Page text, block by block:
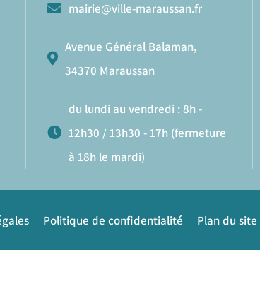
mairie@ville-maraussan.fr
Avenue Général Balaman,
34370 Maraussan
du lundi au vendredi : 8h -
12h30 / 13h30 - 17h (fermeture
à 18h le mardi)
Politique de confidentialité Plan du site